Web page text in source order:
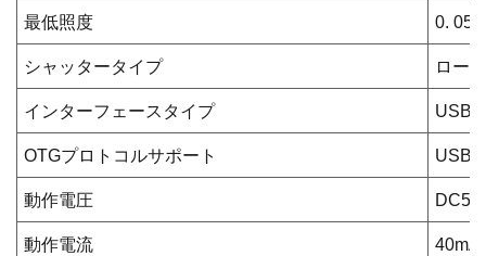
最低照度 0.
シャッタータイプ ロー
インターフェースタイプ
OTGプロトコルサポート
動作電圧 DC5V
動作電流